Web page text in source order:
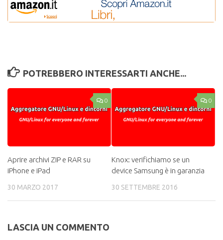
POTREBBERO INTERESSARTI ANCHE...
0
Aprire archivi ZIP e RAR su
iPhone e iPad
30 MARZO 2017
0
Knox: verifichiamo se un
device Samsung è in garanzia
30 SETTEMBRE 2016
LASCIA UN COMMENTO